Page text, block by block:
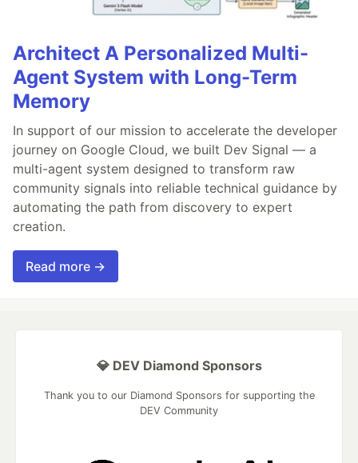
Architect A Personalized Multi-
Agent System with Long-Term
Memory
In support of our mission to accelerate the developer
journey on Google Cloud, we built Dev Signal — a
multi-agent system designed to transform raw
community signals into reliable technical guidance by
automating the path from discovery to expert
creation.
Read more →
💎 DEV Diamond Sponsors
Thank you to our Diamond Sponsors for supporting the
DEV Community